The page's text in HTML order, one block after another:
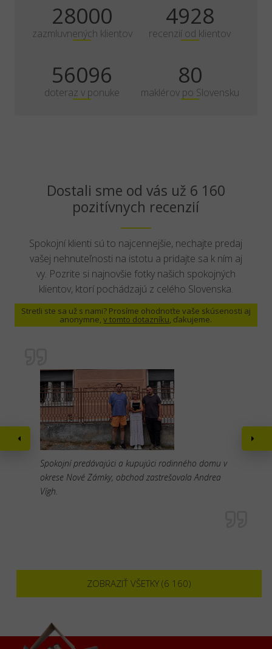
35000
zazmluvnených klientov
6160
recenzií od klientov
70120
doteraz v ponuke
100
maklérov po Slovensku
Dostali sme od vás už 6 160
pozitívnych recenzií
Spokojní klienti sú to najcennejšie, nechajte predaj
vašej nehnuteľnosti na istotu a pridajte sa k ním aj
vy. Pozrite si najnovšie fotky našich spokojných
klientov, ktorí pochádzajú z celého Slovenska.
Stretli ste sa už s nami? Prosíme ohodnoťte vaše skúsenosti aj
anonymne,v tomto dotazníku , ďakujeme.
Spokojní predávajúci a kupujúci rodinného domu v
okrese Nové Zámky, obchod zastrešovala Andrea
Vígh.
ZOBRAZIŤ VŠETKY (6 160)